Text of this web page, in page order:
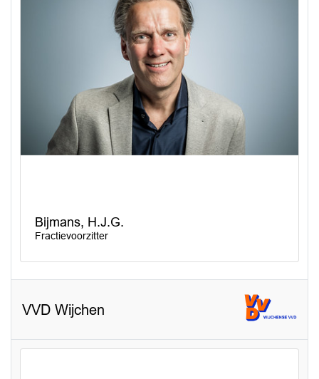
Bijmans, H.J.G.
Fractievoorzitter
VVD Wijchen